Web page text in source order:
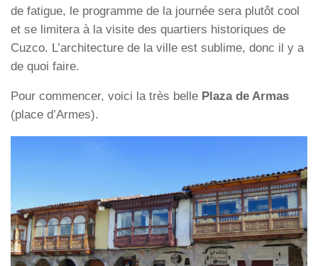
de fatigue, le programme de la journée sera plutôt cool
et se limitera à la visite des quartiers historiques de
Cuzco. L’architecture de la ville est sublime, donc il y a
de quoi faire.
Pour commencer, voici la très belle Plaza de Armas
(place d’Armes).